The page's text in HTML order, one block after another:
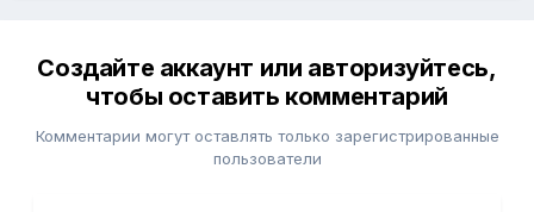
Создайте аккаунт или авторизуйтесь,
чтобы оставить комментарий
Комментарии могут оставлять только зарегистрированные
пользователи